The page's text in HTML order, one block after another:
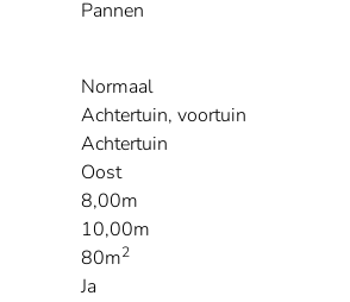
Pannen
Normaal
Achtertuin, voortuin
Achtertuin
Oost
8,00m
10,00m
80m2
Ja